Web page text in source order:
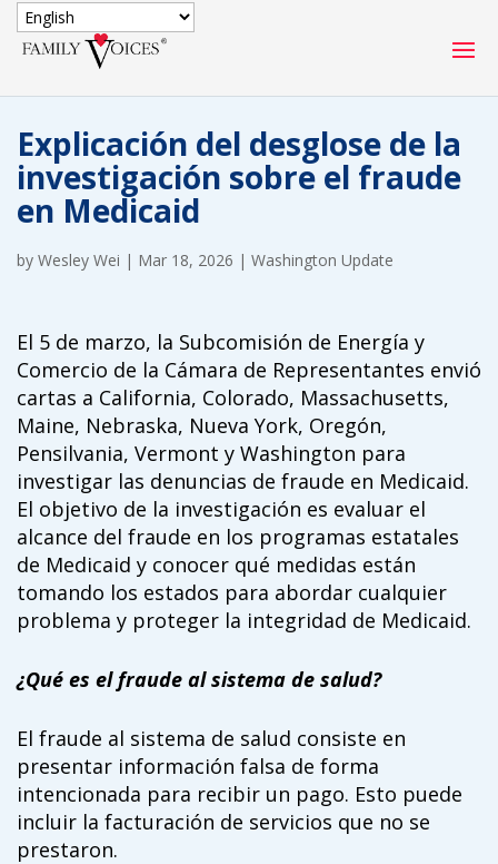
Explicación del desglose de la
investigación sobre el fraude
en Medicaid
by Wesley Wei | Mar 18, 2026 | Washington Update
El 5 de marzo, la Subcomisión de Energía y
Comercio de la Cámara de Representantes envió
cartas a California, Colorado, Massachusetts,
Maine, Nebraska, Nueva York, Oregón,
Pensilvania, Vermont y Washington para
investigar las denuncias de fraude en Medicaid.
El objetivo de la investigación es evaluar el
alcance del fraude en los programas estatales
de Medicaid y conocer qué medidas están
tomando los estados para abordar cualquier
problema y proteger la integridad de Medicaid.
¿Qué es el fraude al sistema de salud?
El fraude al sistema de salud consiste en
presentar información falsa de forma
intencionada para recibir un pago. Esto puede
incluir la facturación de servicios que no se
prestaron.
SECURE DONATION
Type
of
donation
ONE-TIME
DONATION
MONTHLY
Quick
$100 $50 $25
Match
donation
Match my donation through the "Close the Gap"
campaign*
Give
in
honor/memory
Give in honor or in memory
The Close the Gap campaign is funded by Dr. David Nichols
Visitfamilyvoices.org/closethegapto learn more.
Is my donation tax-deductible